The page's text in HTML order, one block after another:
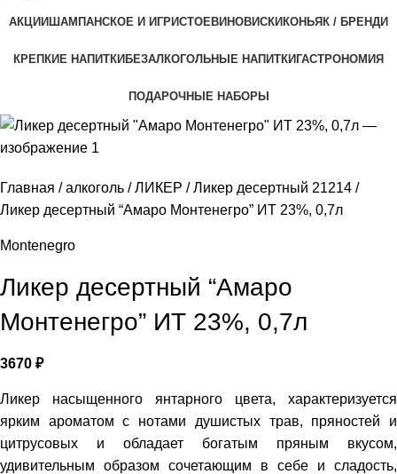
АКЦИИШАМПАНСКОЕ И ИГРИСТОЕВИНОВИСКИКОНЬЯК / БРЕНДИ
КРЕПКИЕ НАПИТКИБЕЗАЛКОГОЛЬНЫЕ НАПИТКИГАСТРОНОМИЯ
ПОДАРОЧНЫЕ НАБОРЫ
Главная алкоголь ЛИКЕР
Ликер десертный 21214
Ликер десертный “Амаро Монтенегро” ИТ 23%, 0,7л
Montenegro
Ликер десертный “Амаро
Монтенегро” ИТ 23%, 0,7л
3670 ₽
Ликер насыщенного янтарного цвета, характеризуется
ярким ароматом с нотами душистых трав, пряностей и
цитрусовых и обладает богатым пряным вкусом,
удивительным образом сочетающим в себе и сладость,